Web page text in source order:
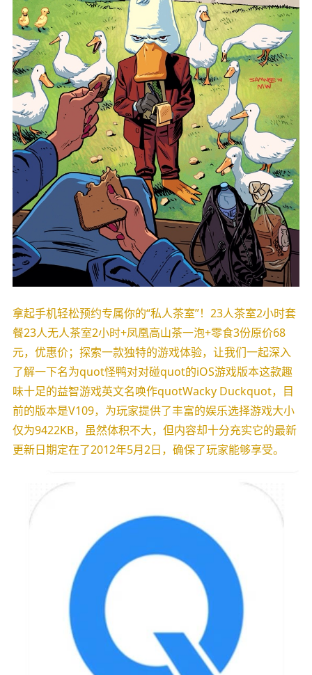
拿起手机轻松预约专属你的“私人茶室”！23人茶室2小时套
餐23人无人茶室2小时+凤凰高山茶一泡+零食3份原价68
元，优惠价；探索一款独特的游戏体验，让我们一起深入
了解一下名为quot怪鸭对对碰quot的iOS游戏版本这款趣
味十足的益智游戏英文名唤作quotWacky Duckquot，目
前的版本是V109，为玩家提供了丰富的娱乐选择游戏大小
仅为9422KB，虽然体积不大，但内容却十分充实它的最新
更新日期定在了2012年5月2日，确保了玩家能够享受。